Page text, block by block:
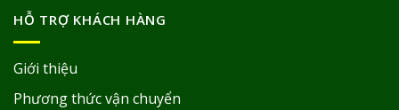
HỖ TRỢ KHÁCH HÀNG
Giới thiệu
Phương thức vận chuyển